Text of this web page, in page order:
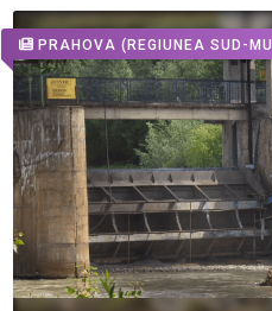
PRAHOVA (REGIUNEA SUD-